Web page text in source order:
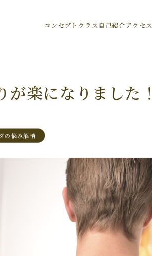
コンセプト クラス 自己紹介アクセス
が楽になりました！
の悩み解消